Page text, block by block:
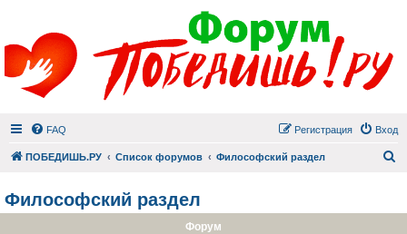
FAQ Вход
Регистрация
ПОБЕДИШЬ.РУ Список форумов Философский раздел
Философский раздел
Форум